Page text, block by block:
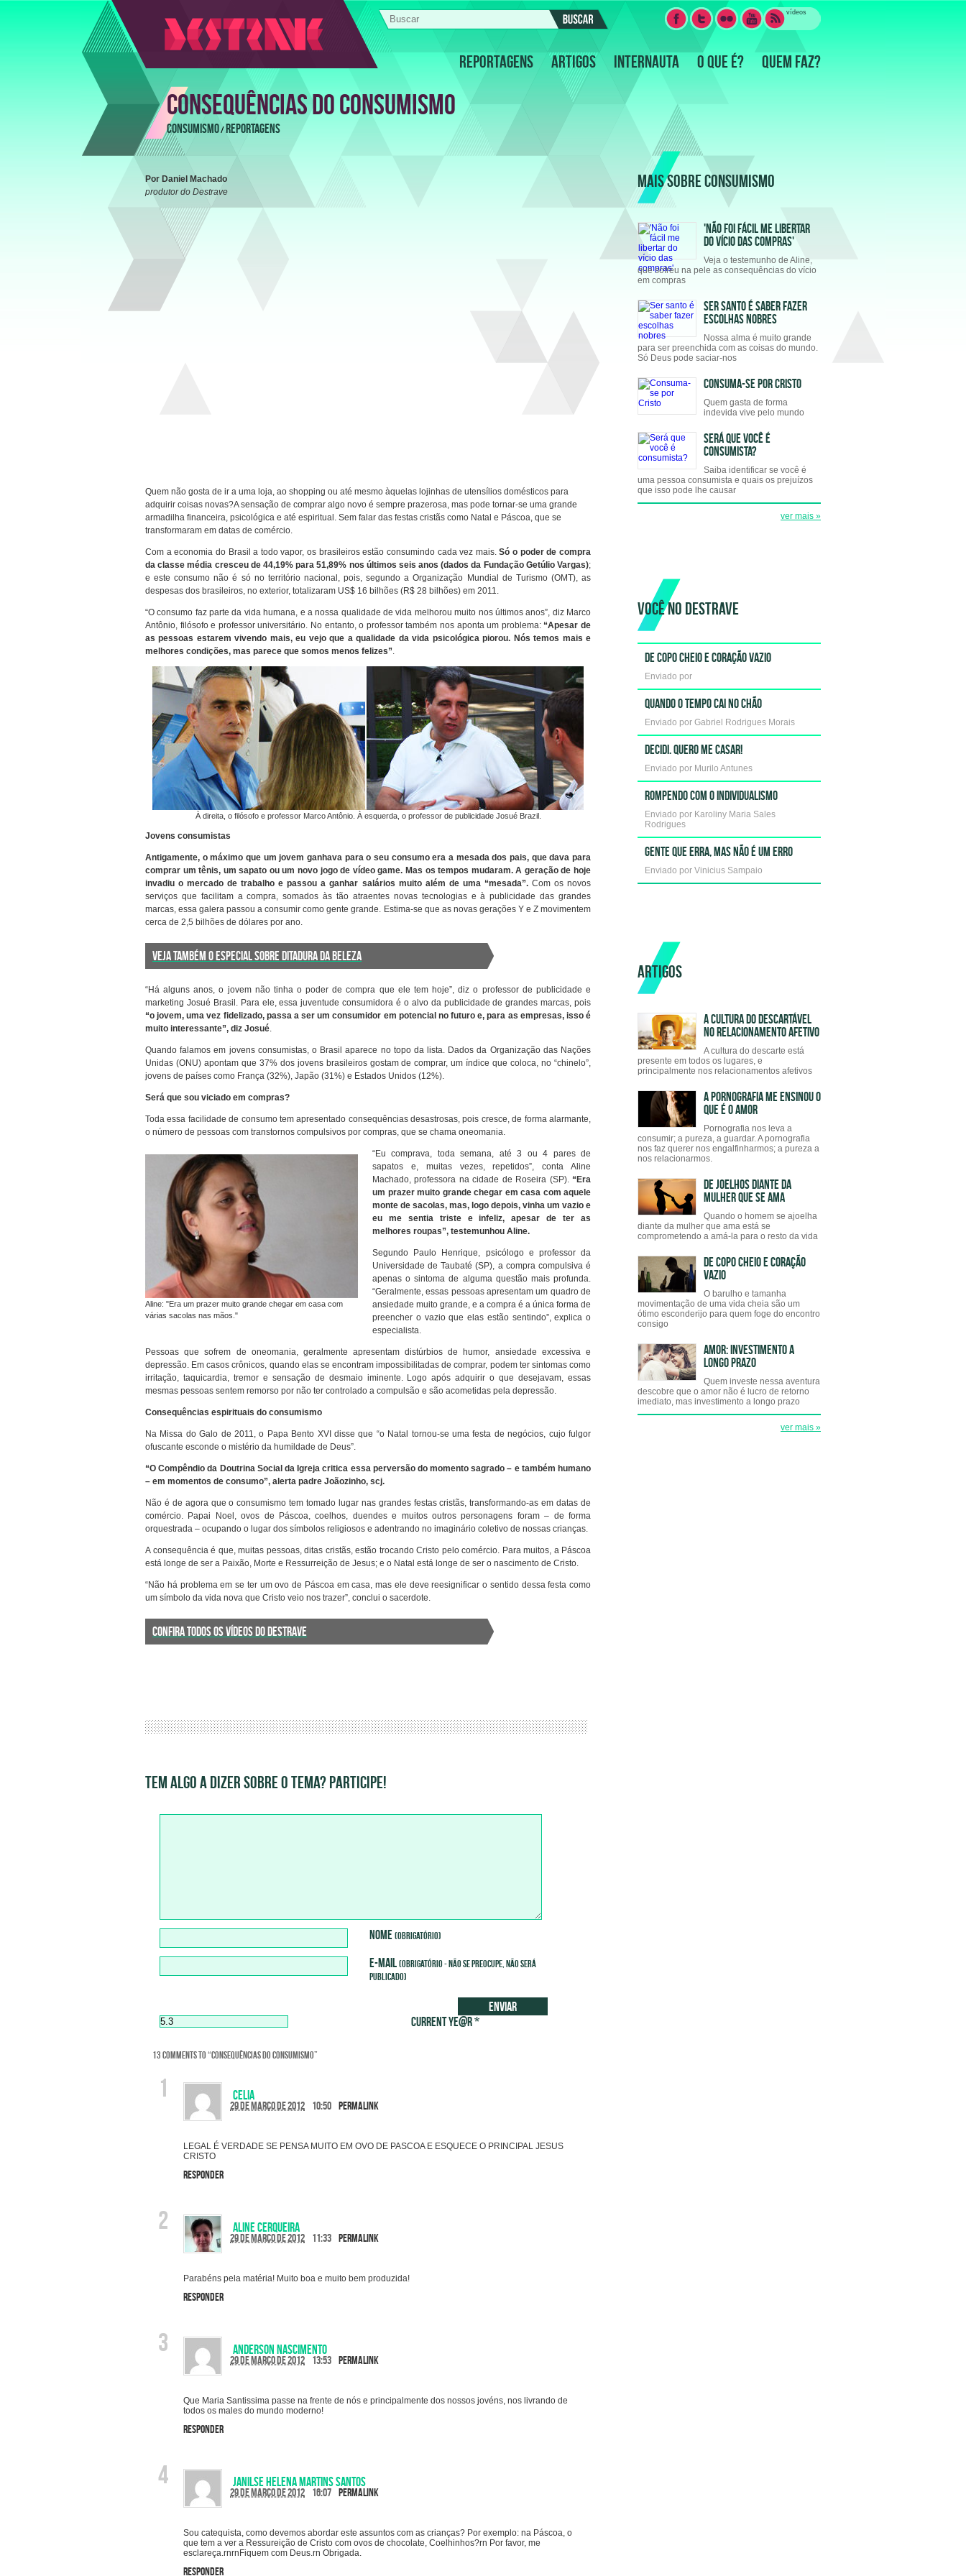
vídeos
REPORTAGENS ARTIGOS INTERNAUTA O QUE É? QUEM FAZ?
CONSEQUÊNCIAS DO CONSUMISMO
CONSUMISMO/REPORTAGENS
Por Daniel Machado
produtor do Destrave
Quem não gosta de ir a uma loja, ao shopping ou até mesmo àquelas lojinhas de utensílios domésticos para
adquirir coisas novas?A sensação de comprar algo novo é sempre prazerosa, mas pode tornar-se uma grande
armadilha financeira, psicológica e até espiritual. Sem falar das festas cristãs como Natal e Páscoa, que se
transformaram em datas de comércio.
Com a economia do Brasil a todo vapor, os brasileiros estão consumindo cada vez mais.Só o poder de compra
da classe média cresceu de 44,19% para 51,89% nos últimos seis anos (dados da Fundação Getúlio Vargas);
e este consumo não é só no território nacional, pois, segundo a Organização Mundial de Turismo (OMT), as
despesas dos brasileiros, no exterior, totalizaram US$ 16 bilhões (R$ 28 bilhões) em 2011.
“O consumo faz parte da vida humana, e a nossa qualidade de vida melhorou muito nos últimos anos”, diz Marco
Antônio, filósofo e professor universitário. No entanto, o professor também nos aponta um problema: “Apesar de
as pessoas estarem vivendo mais, eu vejo que a qualidade da vida psicológica piorou. Nós temos mais e
melhores condições, mas parece que somos menos felizes”.
À direita, o filósofo e professor Marco Antônio. À esquerda, o professor de publicidade Josué Brazil.
Jovens consumistas
Antigamente, o máximo que um jovem ganhava para o seu consumo era a mesada dos pais, que dava para
comprar um tênis, um sapato ou um novo jogo de vídeo game. Mas os tempos mudaram. A geração de hoje
invadiu o mercado de trabalho e passou a ganhar salários muito além de uma “mesada”.Com os novos
serviços que facilitam a compra, somados às tão atraentes novas tecnologias e à publicidade das grandes
marcas, essa galera passou a consumir como gente grande. Estima-se que as novas gerações Y e Z movimentem
cerca de 2,5 bilhões de dólares por ano.
VEJA TAMBÉM O ESPECIAL SOBRE DITADURA DA BELEZA
“Há alguns anos, o jovem não tinha o poder de compra que ele tem hoje”, diz o professor de publicidade e
marketing Josué Brasil. Para ele, essa juventude consumidora é o alvo da publicidade de grandes marcas, pois
“o jovem, uma vez fidelizado, passa a ser um consumidor em potencial no futuro e, para as empresas, isso é
muito interessante”, diz Josué.
Quando falamos em jovens consumistas, o Brasil aparece no topo da lista. Dados da Organização das Nações
Unidas (ONU) apontam que 37% dos jovens brasileiros gostam de comprar, um índice que coloca, no “chinelo”,
jovens de países como França (32%), Japão (31%) e Estados Unidos (12%).
Será que sou viciado em compras?
Toda essa facilidade de consumo tem apresentado consequências desastrosas, pois cresce, de forma alarmante,
o número de pessoas com transtornos compulsivos por compras, que se chama oneomania.
Aline: "Era um prazer muito grande chegar em casa com
várias sacolas nas mãos."
“Eu comprava, toda semana, até 3 ou 4 pares de
sapatos e, muitas vezes, repetidos”, conta Aline
Machado, professora na cidade de Roseira (SP). “Era
um prazer muito grande chegar em casa com aquele
monte de sacolas, mas, logo depois, vinha um vazio e
eu me sentia triste e infeliz, apesar de ter as
melhores roupas”, testemunhou Aline.
Segundo Paulo Henrique, psicólogo e professor da
Universidade de Taubaté (SP), a compra compulsiva é
apenas o sintoma de alguma questão mais profunda.
“Geralmente, essas pessoas apresentam um quadro de
ansiedade muito grande, e a compra é a única forma de
preencher o vazio que elas estão sentindo”, explica o
especialista.
Pessoas que sofrem de oneomania, geralmente apresentam distúrbios de humor, ansiedade excessiva e
depressão. Em casos crônicos, quando elas se encontram impossibilitadas de comprar, podem ter sintomas como
irritação, taquicardia, tremor e sensação de desmaio iminente. Logo após adquirir o que desejavam, essas
mesmas pessoas sentem remorso por não ter controlado a compulsão e são acometidas pela depressão.
Consequências espirituais do consumismo
Na Missa do Galo de 2011, o Papa Bento XVI disse que “o Natal tornou-se uma festa de negócios, cujo fulgor
ofuscante esconde o mistério da humildade de Deus”.
“O Compêndio da Doutrina Social da Igreja critica essa perversão do momento sagrado – e também humano
– em momentos de consumo”, alerta padre Joãozinho, scj.
Não é de agora que o consumismo tem tomado lugar nas grandes festas cristãs, transformando-as em datas de
comércio. Papai Noel, ovos de Páscoa, coelhos, duendes e muitos outros personagens foram – de forma
orquestrada – ocupando o lugar dos símbolos religiosos e adentrando no imaginário coletivo de nossas crianças.
A consequência é que, muitas pessoas, ditas cristãs, estão trocando Cristo pelo comércio. Para muitos, a Páscoa
está longe de ser a Paixão, Morte e Ressurreição de Jesus; e o Natal está longe de ser o nascimento de Cristo.
“Não há problema em se ter um ovo de Páscoa em casa, mas ele deve reesignificar o sentido dessa festa como
um símbolo da vida nova que Cristo veio nos trazer”, conclui o sacerdote.
CONFIRA TODOS OS VÍDEOS DO DESTRAVE
TEM ALGO A DIZER SOBRE O TEMA? PARTICIPE!
nome (obrigatório)
e-mail (obrigatório - não se preocupe, não será
publicado)
Enviar
Current ye@r*
13 COMMENTS TO “CONSEQUÊNCIAS DO CONSUMISMO”
celia
29 de março de 2012 10:50 Permalink
LEGAL É VERDADE SE PENSA MUITO EM OVO DE PASCOA E ESQUECE O PRINCIPAL JESUS
CRISTO
Responder
Aline Cerqueira
29 de março de 2012 11:33 Permalink
Parabéns pela matéria! Muito boa e muito bem produzida!
Responder
Anderson Nascimento
29 de março de 2012 13:53 Permalink
Que Maria Santissima passe na frente de nós e principalmente dos nossos jovéns, nos livrando de
todos os males do mundo moderno!
Responder
Janilse Helena Martins Santos
29 de março de 2012 16:07 Permalink
Sou catequista, como devemos abordar este assuntos com as crianças? Por exemplo: na Páscoa, o
que tem a ver a Ressureição de Cristo com ovos de chocolate, Coelhinhos?rn Por favor, me
esclareça.rnrnFiquem com Deus.rn Obrigada.
Responder
MAIS SOBRE CONSUMISMO
'NÃO FOI FÁCIL ME LIBERTAR
DO VÍCIO DAS COMPRAS'
Veja o testemunho de Aline,
que sofreu na pele as consequências do vício
em compras
SER SANTO É SABER FAZER
ESCOLHAS NOBRES
Nossa alma é muito grande
para ser preenchida com as coisas do mundo.
Só Deus pode saciar-nos
CONSUMA-SE POR CRISTO
Quem gasta de forma
indevida vive pelo mundo
SERÁ QUE VOCÊ É
CONSUMISTA?
Saiba identificar se você é
uma pessoa consumista e quais os prejuízos
que isso pode lhe causar
ver mais »
VOCÊ NO DESTRAVE
DE COPO CHEIO E CORAÇÃO VAZIO
Enviado por
QUANDO O TEMPO CAI NO CHÃO
Enviado por Gabriel Rodrigues Morais
DECIDI. QUERO ME CASAR!
Enviado por Murilo Antunes
ROMPENDO COM O INDIVIDUALISMO
Enviado por Karoliny Maria Sales
Rodrigues
GENTE QUE ERRA, MAS NÃO É UM ERRO
Enviado por Vinicius Sampaio
ARTIGOS
A CULTURA DO DESCARTÁVEL
NO RELACIONAMENTO AFETIVO
A cultura do descarte está
presente em todos os lugares, e
principalmente nos relacionamentos afetivos
A PORNOGRAFIA ME ENSINOU O
QUE É O AMOR
Pornografia nos leva a
consumir; a pureza, a guardar. A pornografia
nos faz querer nos engalfinharmos; a pureza a
nos relacionarmos.
DE JOELHOS DIANTE DA
MULHER QUE SE AMA
Quando o homem se ajoelha
diante da mulher que ama está se
comprometendo a amá-la para o resto da vida
DE COPO CHEIO E CORAÇÃO
VAZIO
O barulho e tamanha
movimentação de uma vida cheia são um
ótimo esconderijo para quem foge do encontro
consigo
AMOR: INVESTIMENTO A
LONGO PRAZO
Quem investe nessa aventura
descobre que o amor não é lucro de retorno
imediato, mas investimento a longo prazo
ver mais »